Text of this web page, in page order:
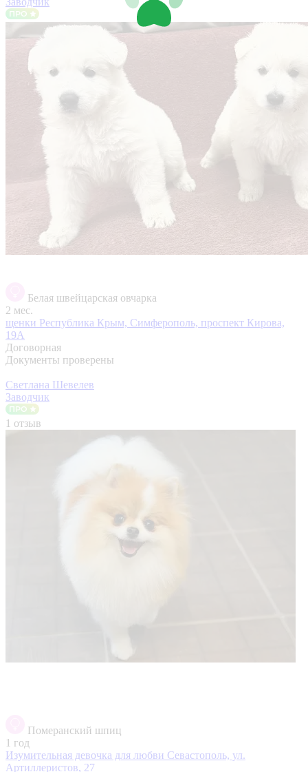
Белая швейцарская овчарка
2 мес.
щенки Республика Крым, Симферополь, проспект Кирова,
19А
Договорная
Документы проверены
Светлана Шевелев
Заводчик
1 отзыв
Померанский шпиц
1 год
Изумительная девочка для любви Севастополь, ул.
Артиллеристов, 27